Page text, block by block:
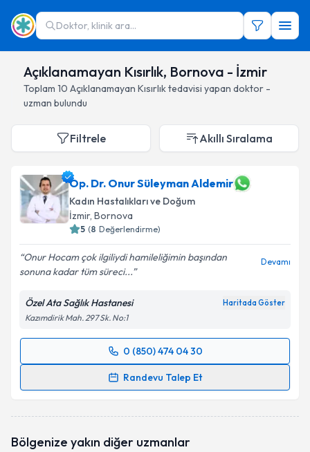
Doktor, klinik ara...
Açıklanamayan Kısırlık, Bornova - İzmir
Toplam 10 Açıklanamayan Kısırlıktedavisi yapan doktor -
uzman bulundu
Filtrele Akıllı Sıralama
Op. Dr. Onur Süleyman Aldemir
Kadın Hastalıkları ve Doğum
İzmir, Bornova
5 (8 Değerlendirme)
Onur Hocam çok ilgiliydi hamileliğimin başından
sonuna kadar tüm süreci...
Devamı
Özel Ata Sağlık Hastanesi Haritada Göster
Kazımdirik Mah. 297 Sk. No:1
0 (850) 474 04 30
Randevu Talep Et
Randevu Takvimi Talebi
takvimi talebi oluşturun. Size bu uzmandan randevu
bilgilendireceğiz.
Bölgenize yakın diğer uzmanlar